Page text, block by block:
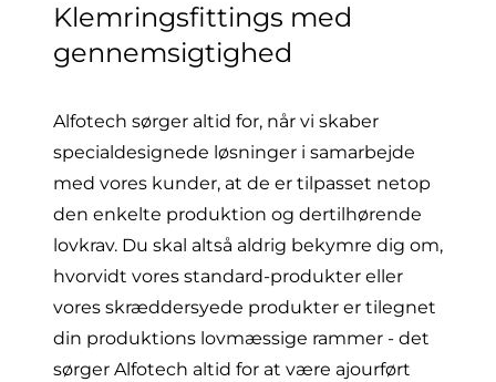
Klemringsfittings med
gennemsigtighed
Alfotech sørger altid for, når vi skaber
specialdesignede løsninger i samarbejde
med vores kunder, at de er tilpasset netop
den enkelte produktion og dertilhørende
lovkrav. Du skal altså aldrig bekymre dig om,
hvorvidt vores standard-produkter eller
vores skræddersyede produkter er tilegnet
din produktions lovmæssige rammer - det
sørger Alfotech altid for at være ajourført